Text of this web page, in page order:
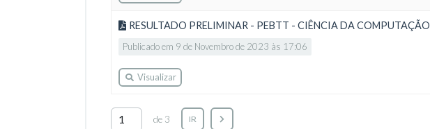
RESULTADO PRELIMINAR - PEBTT - CIÊNCIA DA COMPUTAÇÃO
Publicado em 9 de Novembro de 2023 às 17:06
Visualizar
de 3 IR